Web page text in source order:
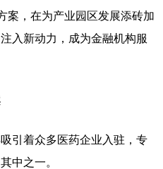
案，在为产业园区发展添砖加
入新动力，成为金融机构服
着众多医药企业入驻，专
中之一。